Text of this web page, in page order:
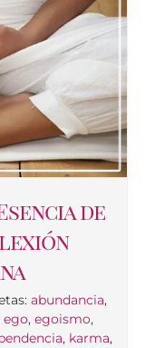
de
abundancia,
ego, egoismo,
, karma,